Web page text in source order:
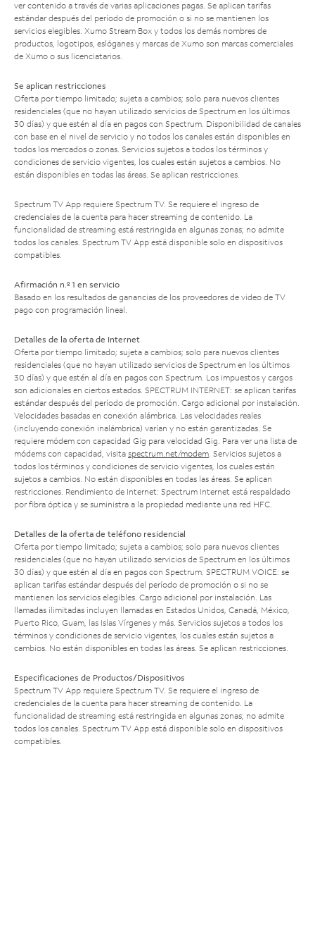
ver contenido a través de varias aplicaciones pagas. Se aplican tarifas
estándar después del período de promoción o si no se mantienen los
servicios elegibles. Xumo Stream Box y todos los demás nombres de
productos, logotipos, eslóganes y marcas de Xumo son marcas comerciales
de Xumo o sus licenciatarios.
Se aplican restricciones
Oferta por tiempo limitado; sujeta a cambios; solo para nuevos clientes
residenciales (que no hayan utilizado servicios de Spectrum en los últimos
30 días) y que estén al día en pagos con Spectrum. Disponibilidad de canales
con base en el nivel de servicio y no todos los canales están disponibles en
todos los mercados o zonas. Servicios sujetos a todos los términos y
condiciones de servicio vigentes, los cuales están sujetos a cambios. No
están disponibles en todas las áreas. Se aplican restricciones.
Spectrum TV App requiere Spectrum TV. Se requiere el ingreso de
credenciales de la cuenta para hacer streaming de contenido. La
funcionalidad de streaming está restringida en algunas zonas; no admite
todos los canales. Spectrum TV App está disponible solo en dispositivos
compatibles.
Afirmación n.º 1 en servicio
Basado en los resultados de ganancias de los proveedores de video de TV
pago con programación lineal.
Detalles de la oferta de Internet
Oferta por tiempo limitado; sujeta a cambios; solo para nuevos clientes
residenciales (que no hayan utilizado servicios de Spectrum en los últimos
30 días) y que estén al día en pagos con Spectrum. Los impuestos y cargos
son adicionales en ciertos estados. SPECTRUM INTERNET: se aplican tarifas
estándar después del período de promoción. Cargo adicional por instalación.
Velocidades basadas en conexión alámbrica. Las velocidades reales
(incluyendo conexión inalámbrica) varían y no están garantizadas. Se
requiere módem con capacidad Gig para velocidad Gig. Para ver una lista de
módems con capacidad, visita spectrum.net/modem. Servicios sujetos a
todos los términos y condiciones de servicio vigentes, los cuales están
sujetos a cambios. No están disponibles en todas las áreas. Se aplican
restricciones. Rendimiento de Internet: Spectrum Internet está respaldado
por fibra óptica y se suministra a la propiedad mediante una red HFC.
Detalles de la oferta de teléfono residencial
Oferta por tiempo limitado; sujeta a cambios; solo para nuevos clientes
residenciales (que no hayan utilizado servicios de Spectrum en los últimos
30 días) y que estén al día en pagos con Spectrum. SPECTRUM VOICE: se
aplican tarifas estándar después del período de promoción o si no se
mantienen los servicios elegibles. Cargo adicional por instalación. Las
llamadas ilimitadas incluyen llamadas en Estados Unidos, Canadá, México,
Puerto Rico, Guam, las Islas Vírgenes y más. Servicios sujetos a todos los
términos y condiciones de servicio vigentes, los cuales están sujetos a
cambios. No están disponibles en todas las áreas. Se aplican restricciones.
Especificaciones de Productos/Dispositivos
Spectrum TV App requiere Spectrum TV. Se requiere el ingreso de
credenciales de la cuenta para hacer streaming de contenido. La
funcionalidad de streaming está restringida en algunas zonas; no admite
todos los canales. Spectrum TV App está disponible solo en dispositivos
compatibles.